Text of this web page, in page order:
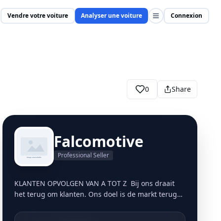
Vendre votre voiture Analyser une voiture Connexion
0 Share
Falcomotive
Professional Seller
KLANTEN OPVOLGEN VAN A TOT Z Bij ons draait
het terug om klanten. Ons doel is de markt terug
gestructureerde manier. Vandaag de dag blijkt dit